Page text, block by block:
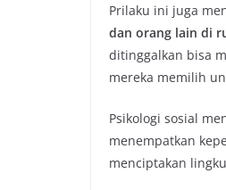
Prilaku ini juga
dan orang lain di
ditinggalkan bisa
mereka memilih
Psikologi sosial
menempatkan
menciptakan